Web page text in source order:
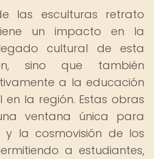
las esculturas retrato
un impacto en la
cultural de esta
sino que también
a la educación
la región. Estas obras
ventana única para
y la cosmovisión de los
a estudiantes,